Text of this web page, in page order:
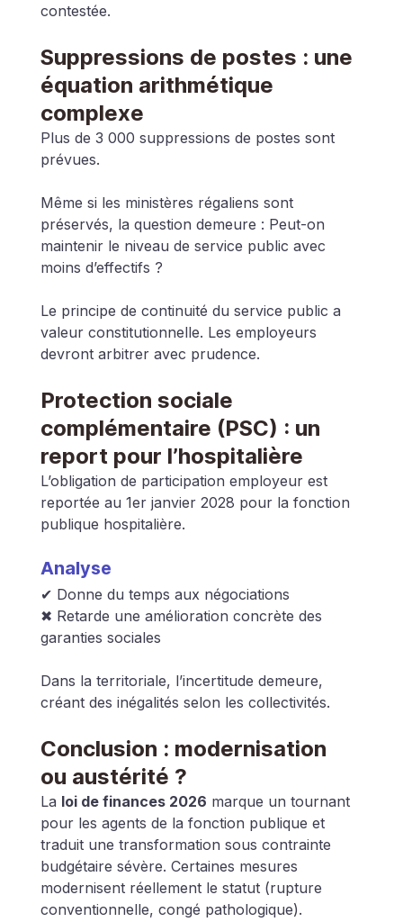
contestée.
Suppressions de postes : une
équation arithmétique
complexe
Plus de 3 000 suppressions de postes sont
prévues.
Même si les ministères régaliens sont
préservés, la question demeure : Peut-on
maintenir le niveau de service public avec
moins d’effectifs ?
Le principe de continuité du service public a
valeur constitutionnelle. Les employeurs
devront arbitrer avec prudence.
Protection sociale
complémentaire (PSC) : un
report pour l’hospitalière
L’obligation de participation employeur est
reportée au 1er janvier 2028 pour la fonction
publique hospitalière.
Analyse
✔ Donne du temps aux négociations
✖ Retarde une amélioration concrète des
garanties sociales
Dans la territoriale, l’incertitude demeure,
créant des inégalités selon les collectivités.
Conclusion : modernisation
ou austérité ?
La loi de finances 2026 marque un tournant
pour les agents de la fonction publique et
traduit une transformation sous contrainte
budgétaire sévère. Certaines mesures
modernisent réellement le statut (rupture
conventionnelle, congé pathologique).